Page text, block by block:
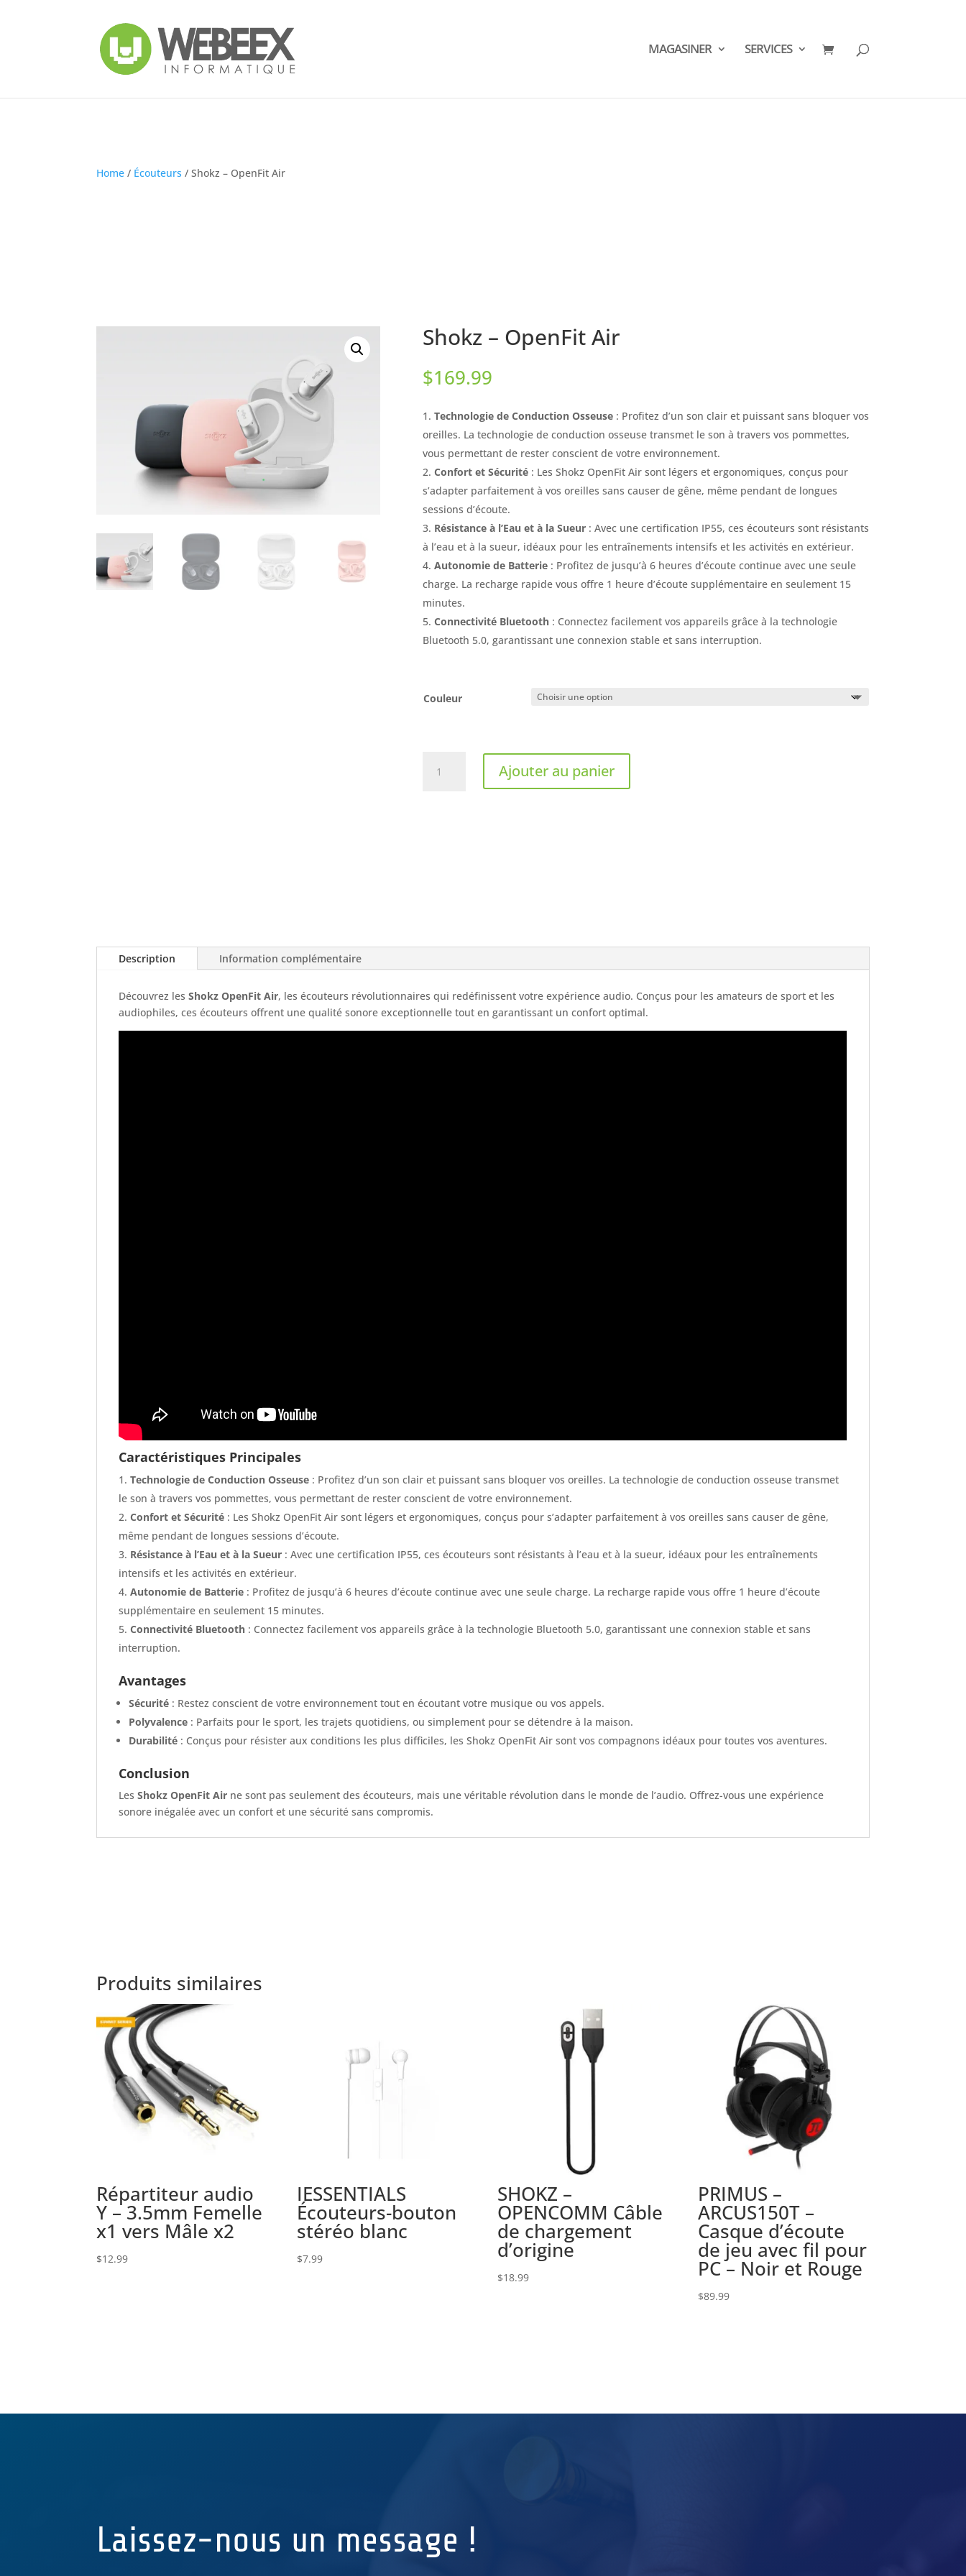
MAGASINER SERVICES
Home / Écouteurs / Shokz – OpenFit Air
Shokz – OpenFit Air
$169.99
Technologie de Conduction Osseuse : Profitez d’un son clair et puissant sans bloquer vos
oreilles. La technologie de conduction osseuse transmet le son à travers vos pommettes,
vous permettant de rester conscient de votre environnement.
Confort et Sécurité : Les Shokz OpenFit Air sont légers et ergonomiques, conçus pour
s’adapter parfaitement à vos oreilles sans causer de gêne, même pendant de longues
sessions d’écoute.
Résistance à l’Eau et à la Sueur : Avec une certification IP55, ces écouteurs sont résistants
à l’eau et à la sueur, idéaux pour les entraînements intensifs et les activités en extérieur.
Autonomie de Batterie : Profitez de jusqu’à 6 heures d’écoute continue avec une seule
charge. La recharge rapide vous offre 1 heure d’écoute supplémentaire en seulement 15
minutes.
Connectivité Bluetooth : Connectez facilement vos appareils grâce à la technologie
Bluetooth 5.0, garantissant une connexion stable et sans interruption.
Couleur
Ajouter au panier
Description Information complémentaire
Découvrez lesShokz OpenFit Air, les écouteurs révolutionnaires qui redéfinissent votre expérience audio. Conçus pour les amateurs de sport et les
audiophiles, ces écouteurs offrent une qualité sonore exceptionnelle tout en garantissant un confort optimal.
Caractéristiques Principales
Technologie de Conduction Osseuse : Profitez d’un son clair et puissant sans bloquer vos oreilles. La technologie de conduction osseuse transmet
le son à travers vos pommettes, vous permettant de rester conscient de votre environnement.
Confort et Sécurité : Les Shokz OpenFit Air sont légers et ergonomiques, conçus pour s’adapter parfaitement à vos oreilles sans causer de gêne,
même pendant de longues sessions d’écoute.
Résistance à l’Eau et à la Sueur : Avec une certification IP55, ces écouteurs sont résistants à l’eau et à la sueur, idéaux pour les entraînements
intensifs et les activités en extérieur.
Autonomie de Batterie : Profitez de jusqu’à 6 heures d’écoute continue avec une seule charge. La recharge rapide vous offre 1 heure d’écoute
supplémentaire en seulement 15 minutes.
Connectivité Bluetooth : Connectez facilement vos appareils grâce à la technologie Bluetooth 5.0, garantissant une connexion stable et sans
interruption.
Avantages
Sécurité : Restez conscient de votre environnement tout en écoutant votre musique ou vos appels.
Polyvalence : Parfaits pour le sport, les trajets quotidiens, ou simplement pour se détendre à la maison.
Durabilité : Conçus pour résister aux conditions les plus difficiles, les Shokz OpenFit Air sont vos compagnons idéaux pour toutes vos aventures.
Conclusion
LesShokz OpenFit Air ne sont pas seulement des écouteurs, mais une véritable révolution dans le monde de l’audio. Offrez-vous une expérience
sonore inégalée avec un confort et une sécurité sans compromis.
Produits similaires
Répartiteur audio
Y – 3.5mm Femelle
x1 vers Mâle x2
$12.99
IESSENTIALS
Écouteurs-bouton
stéréo blanc
$7.99
SHOKZ –
OPENCOMM Câble
de chargement
d’origine
$18.99
PRIMUS –
ARCUS150T –
Casque d’écoute
de jeu avec fil pour
PC – Noir et Rouge
$89.99
Laissez-nous un message !